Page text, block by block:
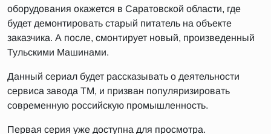
оборудования окажется в Саратовской области, где
будет демонтировать старый питатель на объекте
заказчика. А после, смонтирует новый, произведенный
Тульскими Машинами.
Данный сериал будет рассказывать о деятельности
сервиса завода ТМ, и призван популяризировать
современную российскую промышленность.
Первая серия уже доступна для просмотра.